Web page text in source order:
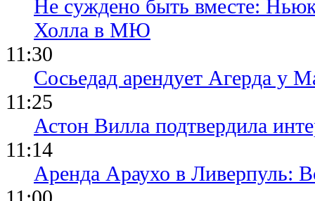
Не суждено быть вместе:
Холла в МЮ
11:30
Сосьедад арендует Агерда у
11:25
Астон Вилла подтвердила
11:14
Аренда Араухо в Ливерпуль: